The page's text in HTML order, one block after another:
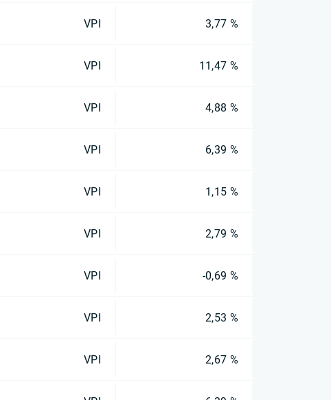
VPI 3,77 %
VPI 11,47 %
VPI 4,88 %
VPI 6,39 %
VPI 1,15 %
VPI 2,79 %
VPI -0,69 %
VPI 2,53 %
VPI 2,67 %